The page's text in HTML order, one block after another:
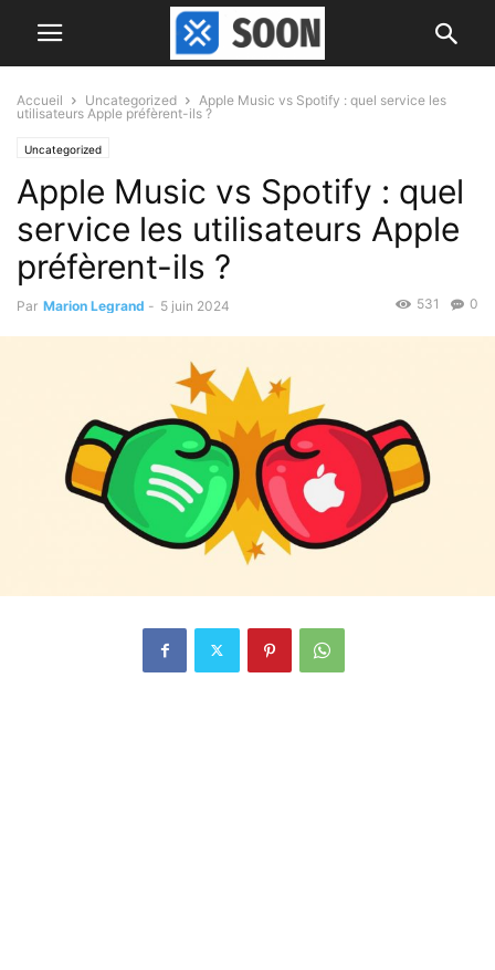
Accueil Uncategorized
Apple Music vs Spotify : quel service les
utilisateurs Apple préfèrent-ils ?
Uncategorized
Apple Music vs Spotify : quel
service les utilisateurs Apple
préfèrent-ils ?
Par Marion Legrand - 5 juin 2024 0
531